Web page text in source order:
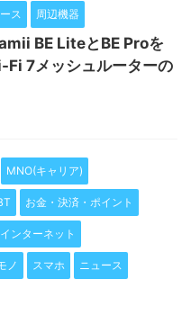
ス 周辺機器
BE LiteとBE Proを
Fi 7メッシュルーターの
MNO(キャリア)
お金・決済・ポイント
インターネット
ノ スマホ ニュース